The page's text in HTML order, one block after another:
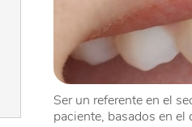
Ser un referente en el
paciente, basados en